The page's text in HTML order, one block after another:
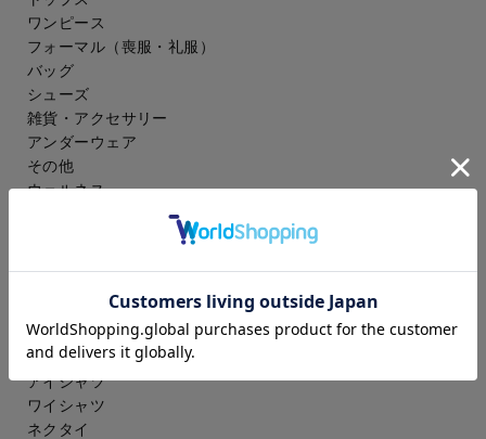
ワンピース
フォーマル（喪服・礼服）
バッグ
シューズ
雑貨・アクセサリー
アンダーウェア
その他
ウェルネス
コート
スラックス
アイシャツ
ワイシャツ
ネクタイ